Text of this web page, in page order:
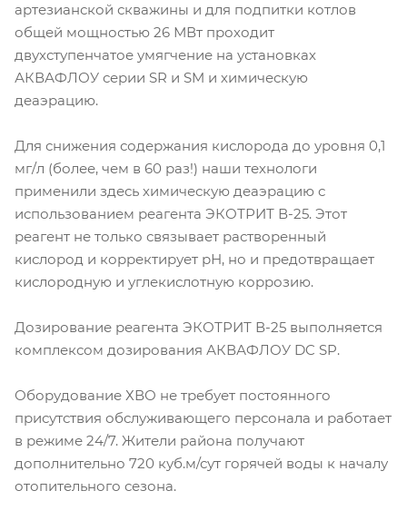
артезианской скважины и для подпитки котлов
общей мощностью 26 МВт проходит
двухступенчатое умягчение на установках
АКВАФЛОУ серии SR и SM и химическую
деаэрацию.
Для снижения содержания кислорода до уровня 0,1
мг/л (более, чем в 60 раз!) наши технологи
применили здесь химическую деаэрацию с
использованием реагента ЭКОТРИТ В-25. Этот
реагент не только связывает растворенный
кислород и корректирует рН, но и предотвращает
кислородную и углекислотную коррозию.
Дозирование реагента ЭКОТРИТ В-25 выполняется
комплексом дозирования АКВАФЛОУ DC SP.
Оборудование ХВО не требует постоянного
присутствия обслуживающего персонала и работает
в режиме 24/7. Жители района получают
дополнительно 720 куб.м/сут горячей воды к началу
отопительного сезона.